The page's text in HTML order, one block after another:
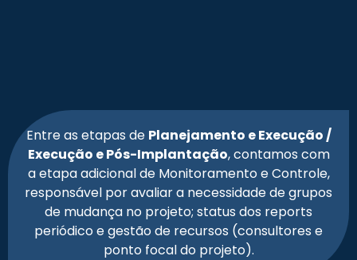
Entre as etapas de Planejamento e Execução /
Execução e Pós-Implantação, contamos com
a etapa adicional de Monitoramento e Controle,
responsável por avaliar a necessidade de grupos
de mudança no projeto; status dos reports
periódico e gestão de recursos (consultores e
ponto focal do projeto).